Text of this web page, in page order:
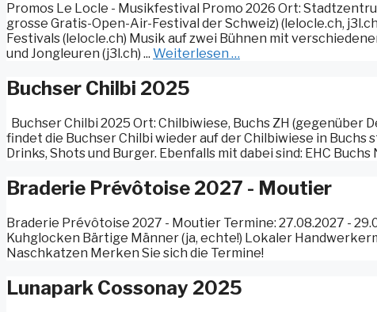
Promos Le Locle - Musikfestival Promo 2026 Ort:
grosse Gratis-Open-Air-Festival der Schweiz) (lelocle.ch,
Festivals (lelocle.ch) Musik auf zwei Bühnen mit
und Jongleuren (j3l.ch) ... Weiterlesen …
Buchser Chilbi 2025
Buchser Chilbi 2025 Ort: Chilbiwiese, Buchs ZH (gegenüber
findet die Buchser Chilbi wieder auf der Chilbiwiese in Buchs
Drinks, Shots und Burger. Ebenfalls mit dabei sind: EHC Buchs
Braderie Prévôtoise 2027 - Moutier
Braderie Prévôtoise 2027 - Moutier Termine: 27.08.2027 -
Kuhglocken Bärtige Männer (ja, echte!) Lokaler
Naschkatzen Merken Sie sich die Termine!
Lunapark Cossonay 2025